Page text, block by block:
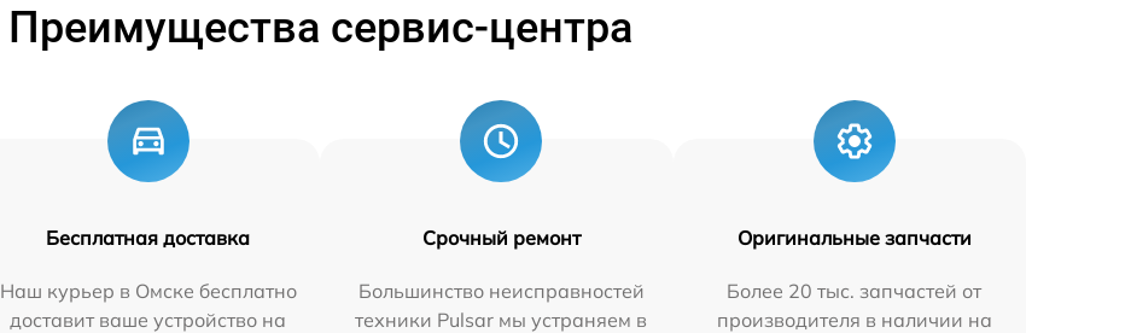
Преимущества сервис-центра
Бесплатная доставка
Наш курьер в Омске бесплатно
доставит ваше устройство на
Срочный ремонт
Большинство неисправностей
техники Pulsar мы устраняем в
Оригинальные запчасти
Более 20 тыс. запчастей от
производителя в наличии на